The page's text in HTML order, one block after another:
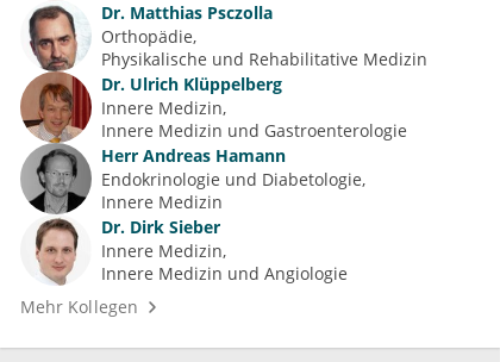
Dr. Matthias Psczolla
Orthopädie
Physikalische und Rehabilitative Medizin
Dr. Ulrich Klüppelberg
Innere Medizin
Innere Medizin und Gastroenterologie
Herr Andreas Hamann
Endokrinologie und Diabetologie
Innere Medizin
Dr. Dirk Sieber
Innere Medizin
Innere Medizin und Angiologie
Mehr Kollegen